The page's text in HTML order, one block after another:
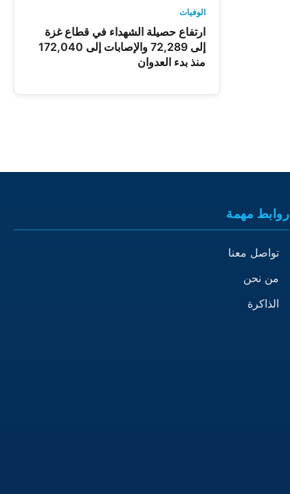
الوفيات
ارتفاع حصيلة الشهداء في قطاع غزة
إلى 72,289 والإصابات إلى 172,040
منذ بدء العدوان
روابط مهمة
تواصل معنا
من نحن
الذاكرة